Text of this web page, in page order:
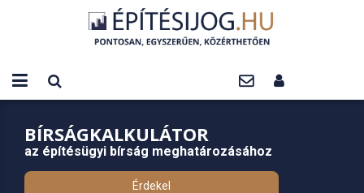
BÍRSÁGKALKULÁTOR
az építésügyi bírság meghatározásához
Érdekel